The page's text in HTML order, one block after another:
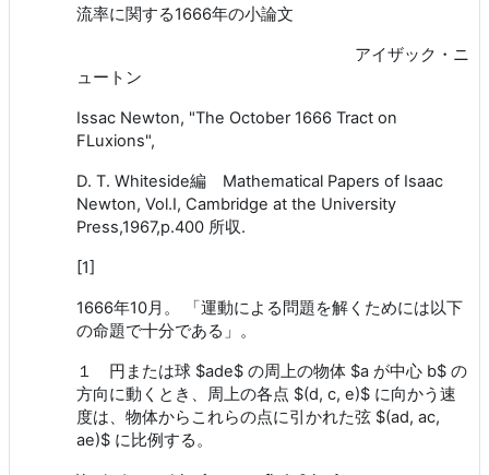
流率に関する1666年の小論文
アイザック・ニ
ュートン
Issac Newton, "The October 1666 Tract on
FLuxions",
D. T. Whiteside編 Mathematical Papers of Isaac
Newton, Vol.I, Cambridge at the University
Press,1967,p.400 所収.
[1]
1666年10月。 「運動による問題を解くためには以下
の命題で十分である」。
１ 円または球 $ade$ の周上の物体 $a が中心 b$ の
方向に動くとき、周上の各点 $(d, c, e)$ に向かう速
度は、物体からこれらの点に引かれた弦 $(ad, ac,
ae)$ に比例する。